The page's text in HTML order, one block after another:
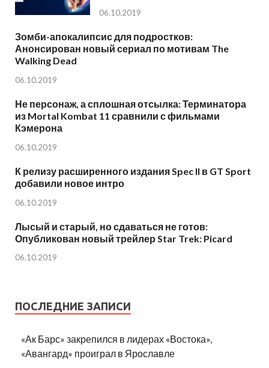
06.10.2019
Зомби-апокалипсис для подростков:
Анонсирован новый сериал по мотивам The
Walking Dead
06.10.2019
Не персонаж, а сплошная отсылка: Терминатора
из Mortal Kombat 11 сравнили с фильмами
Кэмерона
06.10.2019
К релизу расширенного издания Spec II в GT Sport
добавили новое интро
06.10.2019
Лысый и старый, но сдаваться не готов:
Опубликован новый трейлер Star Trek: Picard
06.10.2019
ПОСЛЕДНИЕ ЗАПИСИ
«Ак Барс» закрепился в лидерах «Востока»,
«Авангард» проиграл в Ярославле